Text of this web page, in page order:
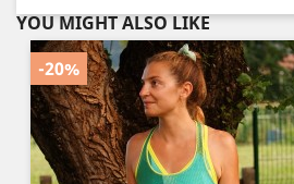
YOU MIGHT ALSO LIKE
-20%